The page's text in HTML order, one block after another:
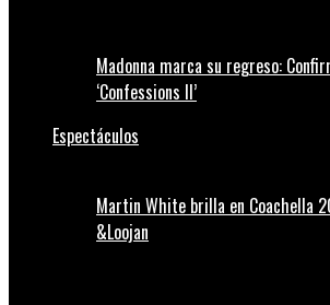
Madonna marca su regreso:
‘Confessions II’
Espectáculos
Martin White brilla en Coachella
&Loojan